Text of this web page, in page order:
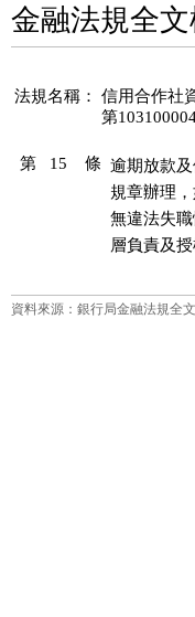
金融法規全
法規名稱：
信用合作社
第
第 15 條 逾期放款
規章辦理
無違法失
層負責及
資料來源：銀行局金融法規全